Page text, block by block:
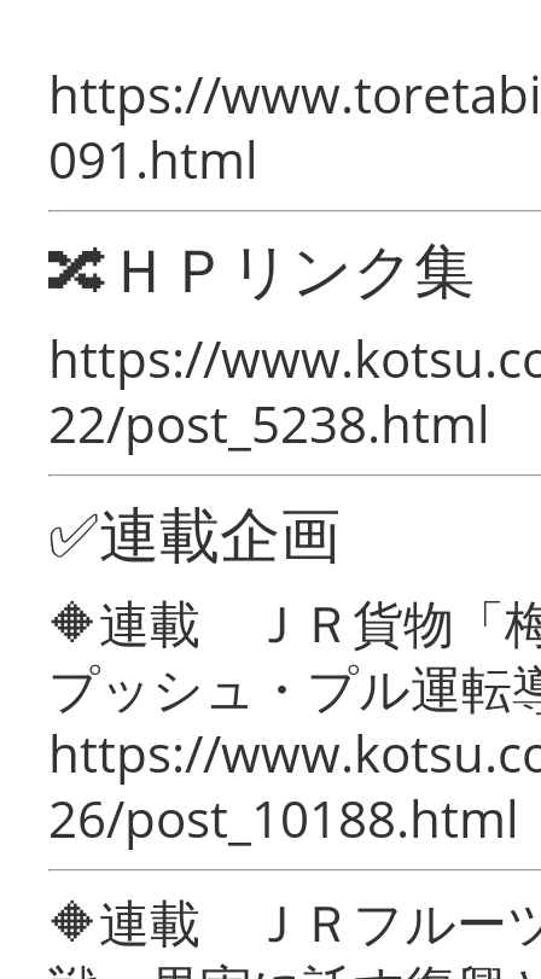
https://
091.html
🔀ＨＰリンク集
https://
22/post_5238.html
✅連載企画
🔶連載 ＪＲ貨物「
プッシュ・プル運転
https://
26/post_10188.html
🔶連載 ＪＲフルー